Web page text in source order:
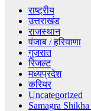
राष्ट्रीय
उत्तराखंड
राजस्थान
पंजाब / हरियाणा
गुजरात
रिजल्ट
मध्यप्रदेश
करियर
Uncategorized
Samagra